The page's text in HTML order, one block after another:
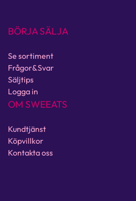
BÖRJA SÄLJA
Se sortiment
Frågor&Svar
Säljtips
Logga in
OM SWEEATS
Kundtjänst
Köpvillkor
Kontakta oss